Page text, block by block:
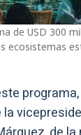
de USD 300
ecosistemas